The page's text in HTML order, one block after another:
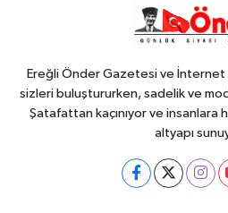
18:48 .
Ereğli Önder Gazetesi ve İnternet
sizleri buluştururken, sadelik ve
Şatafattan kaçınıyor ve
altyapı